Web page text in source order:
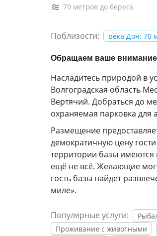
70 метров до берега
Поблизости: река Дон: 70
Обращаем ваше
Насладитесь природой в
Волгоградская область
Вертячий. Добраться до
охраняемая парковка для
Размещение
демократичную цену
территории базы имеются
ещё не всё. Желающие
гость базы найдет
миле».
Популярные услуги:
Проживание с животными